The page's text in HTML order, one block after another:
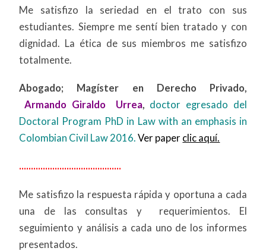
Me satisfizo la seriedad en el trato con sus
estudiantes. Siempre me sentí bien tratado y con
dignidad. La ética de sus miembros me satisfizo
totalmente.
Abogado; Magíster en Derecho Privado,
Armando Giraldo Urrea, doctor egresado del
Doctoral Program PhD in Law with an emphasis in
Colombian Civil Law 2016.Ver paper clic aquí.
...........................................
Me satisfizo la respuesta rápida y oportuna a cada
una de las consultas y requerimientos. El
seguimiento y análisis a cada uno de los informes
presentados.